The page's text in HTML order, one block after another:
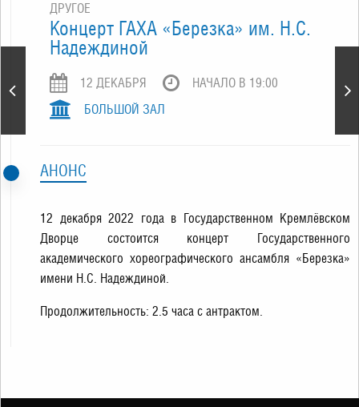
Группа «ПЯТЕRО» -
традиционный новогодний
концерт
ДРУГОЕ
Концерт ГАХА «Березка» им. Н.С.
Надеждиной
12 ДЕКАБРЯ
НАЧАЛО В 19:00
БОЛЬШОЙ ЗАЛ
АНОНС
12 декабря 2022 года в Государственном Кремлёвском
Дворце состоится концерт Государственного
академического хореографического ансамбля «Березка»
имени Н.С. Надеждиной.
Продолжительность: 2.5 часа с антрактом.